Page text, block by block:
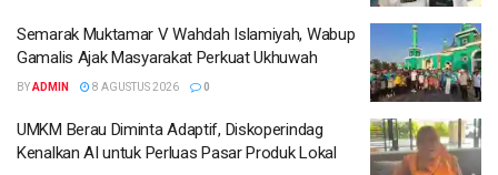
Semarak Muktamar V Wahdah Islamiyah, Wabup
Gamalis Ajak Masyarakat Perkuat Ukhuwah
BYADMIN 8 AGUSTUS 2026 0
UMKM Berau Diminta Adaptif, Diskoperindag
Kenalkan AI untuk Perluas Pasar Produk Lokal